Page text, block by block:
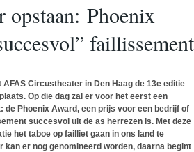
opstaan: Phoenix
faillissement
Circustheater in Den Haag de 13e editie
Op die dag zal er voor het eerst een
de Phoenix Award, een prijs voor een bedrijf of
succesvol uit de as herrezen is. Met deze
het taboe op failliet gaan in ons land te
kan er nog genomineerd worden, daarna begint